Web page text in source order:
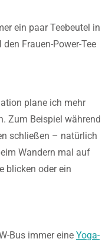
ein paar Teebeutel in
Frauen-Power-Tee
plane ich mehr
Zum Beispiel während
schließen – natürlich
Wandern mal auf
blicken oder ein
Bus immer eine Yoga-